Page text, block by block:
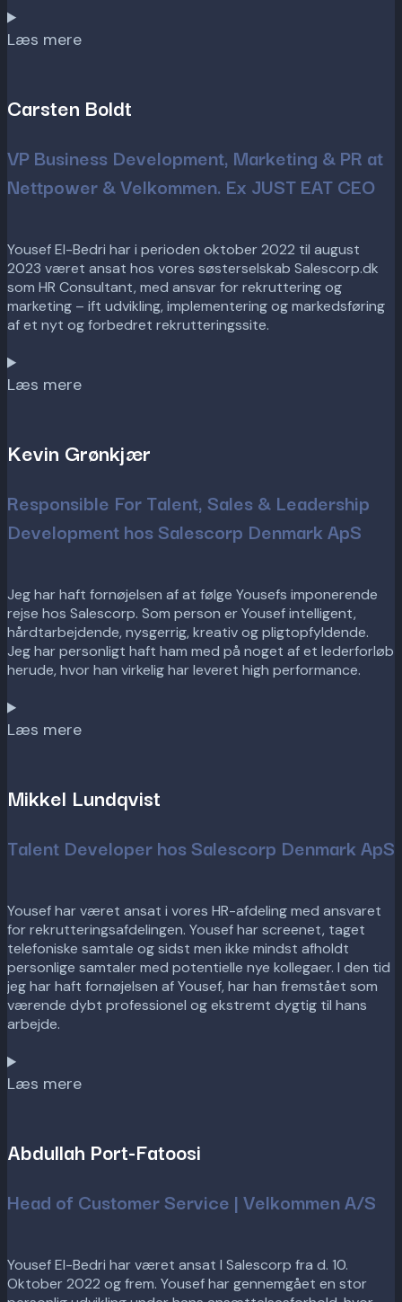
Læs mere
Carsten Boldt
VP Business Development, Marketing & PR at
Nettpower & Velkommen. Ex JUST EAT CEO
Yousef El-Bedri har i perioden oktober 2022 til august
2023 været ansat hos vores søsterselskab Salescorp.dk
som HR Consultant, med ansvar for rekruttering og
marketing – ift udvikling, implementering og markedsføring
af et nyt og forbedret rekrutteringssite.
Læs mere
Kevin Grønkjær
Responsible For Talent, Sales & Leadership
Development hos Salescorp Denmark ApS
Jeg har haft fornøjelsen af at følge Yousefs imponerende
rejse hos Salescorp. Som person er Yousef intelligent,
hårdtarbejdende, nysgerrig, kreativ og pligtopfyldende.
Jeg har personligt haft ham med på noget af et lederforløb
herude, hvor han virkelig har leveret high performance.
Læs mere
Mikkel Lundqvist
Talent Developer hos Salescorp Denmark ApS
Yousef har været ansat i vores HR-afdeling med ansvaret
for rekrutteringsafdelingen. Yousef har screenet, taget
telefoniske samtale og sidst men ikke mindst afholdt
personlige samtaler med potentielle nye kollegaer. I den tid
jeg har haft fornøjelsen af Yousef, har han fremstået som
værende dybt professionel og ekstremt dygtig til hans
arbejde.
Læs mere
Abdullah Port-Fatoosi
Head of Customer Service | Velkommen A/S
Yousef El-Bedri har været ansat I Salescorp fra d. 10.
Oktober 2022 og frem. Yousef har gennemgået en stor